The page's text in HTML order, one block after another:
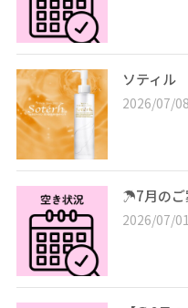
ソティル
2026/07/08
☂️7月のご
2026/07/01